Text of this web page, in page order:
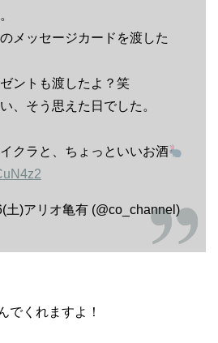
メッセージカードを渡した
ントも渡したよ？笑
、そう思えた日でした。
クラと、ちょっといいお酒
)アリオ亀有 (@co_channel)
でくれますよ！